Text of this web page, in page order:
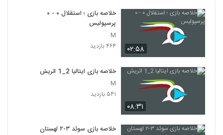
۰۲:۵۸
خلاصه بازی ؛ استقلال ۰ - ۰
پرسپولیس
M
۴۶۴ بازدید
۰۸:۳۱
خلاصه بازی ایتالیا 2_1 اتريش
M
۵۴۱ بازدید
خلاصه بازی سوئد ۳-۲ لهستان